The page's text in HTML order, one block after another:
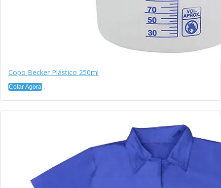
Copo Becker Plástico 250ml
Cotar Agora